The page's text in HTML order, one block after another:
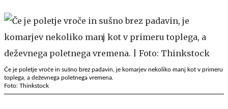
Če je poletje vroče in sušno brez padavin, je komarjev nekoliko manj kot v primeru
toplega, a deževnega poletnega vremena.
Foto: Thinkstock